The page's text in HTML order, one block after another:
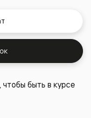
быть в курсе